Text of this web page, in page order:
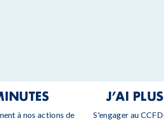
à nos actions de
J’AI
S'engager au